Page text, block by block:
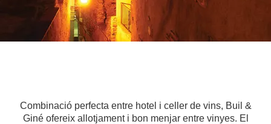
Combinació perfecta entre hotel i celler de vins, Buil &
Giné ofereix allotjament i bon menjar entre vinyes. El